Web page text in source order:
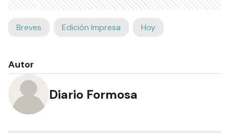
Breves Edición Impresa Hoy
Autor
Diario Formosa